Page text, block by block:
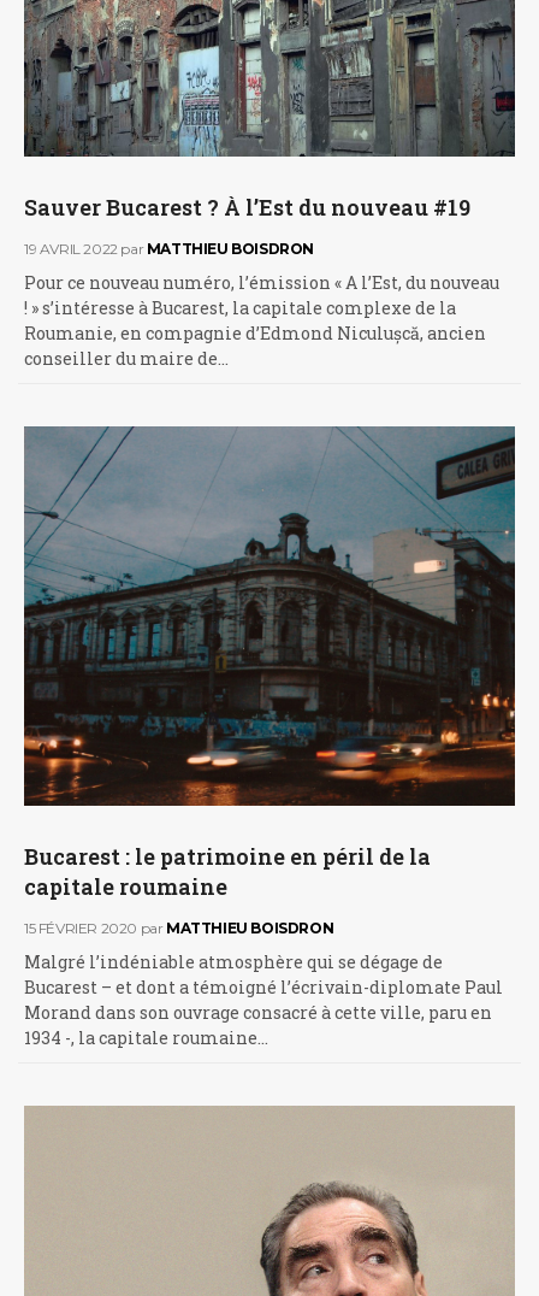
Sauver Bucarest ? À l’Est du nouveau #19
19 AVRIL 2022 par MATTHIEU BOISDRON
Pour ce nouveau numéro, l’émission « A l’Est, du nouveau
! » s’intéresse à Bucarest, la capitale complexe de la
Roumanie, en compagnie d’Edmond Niculușcă, ancien
conseiller du maire de…
Bucarest : le patrimoine en péril de la
capitale roumaine
15 FÉVRIER 2020 par MATTHIEU BOISDRON
Malgré l’indéniable atmosphère qui se dégage de
Bucarest – et dont a témoigné l’écrivain-diplomate Paul
Morand dans son ouvrage consacré à cette ville, paru en
1934 -, la capitale roumaine…